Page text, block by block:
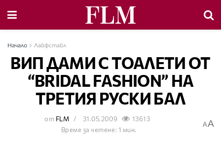
Начало Лайфстайл
ВИП ДАМИ С ТОАЛЕТИ ОТ
“BRIDAL FASHION” НА
ТРЕТИЯ РУСКИ БАЛ
от FLM 31.05.2009
13613
Време за четене: 1 мин.
AA